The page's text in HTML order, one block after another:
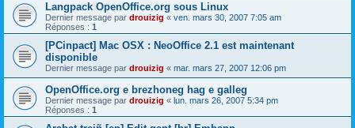
Langpack OpenOffice.org sous Linux
Dernier message par drouizig « ven. mars 30, 2007 7:05 am
Réponses : 1
[PCinpact] Mac OSX : NeoOffice 2.1 est maintenant
disponible
Dernier message par drouizig « mar. mars 27, 2007 12:06 pm
OpenOffice.org e brezhoneg hag e galleg
Dernier message par drouizig « lun. mars 26, 2007 5:34 pm
Réponses : 1